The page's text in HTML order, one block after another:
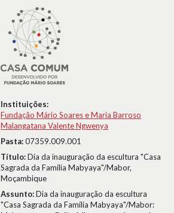
Instituições:
Fundação Mário Soares e Maria Barroso
Malangatana Valente Ngwenya
Pasta:07359.009.001
Título:Dia da inauguração da escultura "Casa
Sagrada da Família Mabyaya"/Mabor,
Moçambique
Assunto:Dia da inauguração da escultura
"Casa Sagrada da Família Mabyaya"/Mabor: